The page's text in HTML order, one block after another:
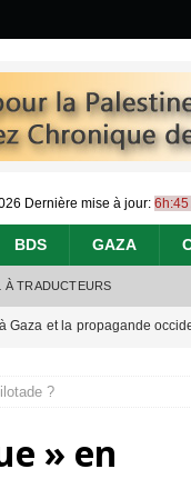
Dernière mise à jour: 6h:45
BDS GAZA
À TRADUCTEURS
Gaza et la propagande
des chiffres
à Gaza
à Gaza, les Israéliens
?
» en